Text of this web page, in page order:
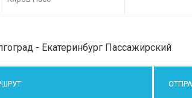
- Екатеринбург Пассажирский